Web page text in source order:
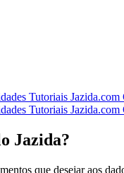
Tutoriais Jazida.com
Tutoriais Jazida.com
Jazida?
que desejar aos